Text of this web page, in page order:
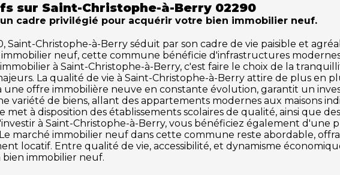
sur Saint-Christophe-à-Berry 02290
cadre privilégié pour acquérir votre bien immobilier neuf.
Christophe-à-Berry séduit par son cadre de vie paisible et
neuf, cette commune bénéficie d'infrastructures
à Saint-Christophe-à-Berry, c'est faire le choix de la
La qualité de vie à Saint-Christophe-à-Berry attire de plus en
une offre immobilière neuve en constante évolution, garantit un
variété de biens, allant des appartements modernes aux maisons
à disposition des établissements scolaires de qualité, ainsi que
à Saint-Christophe-à-Berry, vous bénéficiez également d'une
Le marché immobilier neuf dans cette commune reste abordable,
locatif. Entre qualité de vie, accessibilité, et dynamisme
immobilier neuf.